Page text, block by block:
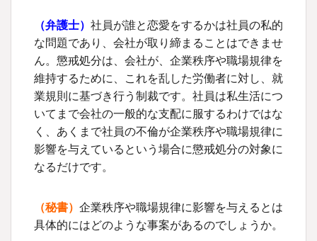
（弁護士） 社員が誰と恋愛をするかは社員の私的
な問題であり、会社が取り締まることはできませ
ん。懲戒処分は、会社が、企業秩序や職場規律を
維持するために、これを乱した労働者に対し、就
業規則に基づき行う制裁です。社員は私生活につ
いてまで会社の一般的な支配に服するわけではな
く、あくまで社員の不倫が企業秩序や職場規律に
影響を与えているという場合に懲戒処分の対象に
なるだけです。
（秘書） 企業秩序や職場規律に影響を与えるとは
具体的にはどのような事案があるのでしょうか。